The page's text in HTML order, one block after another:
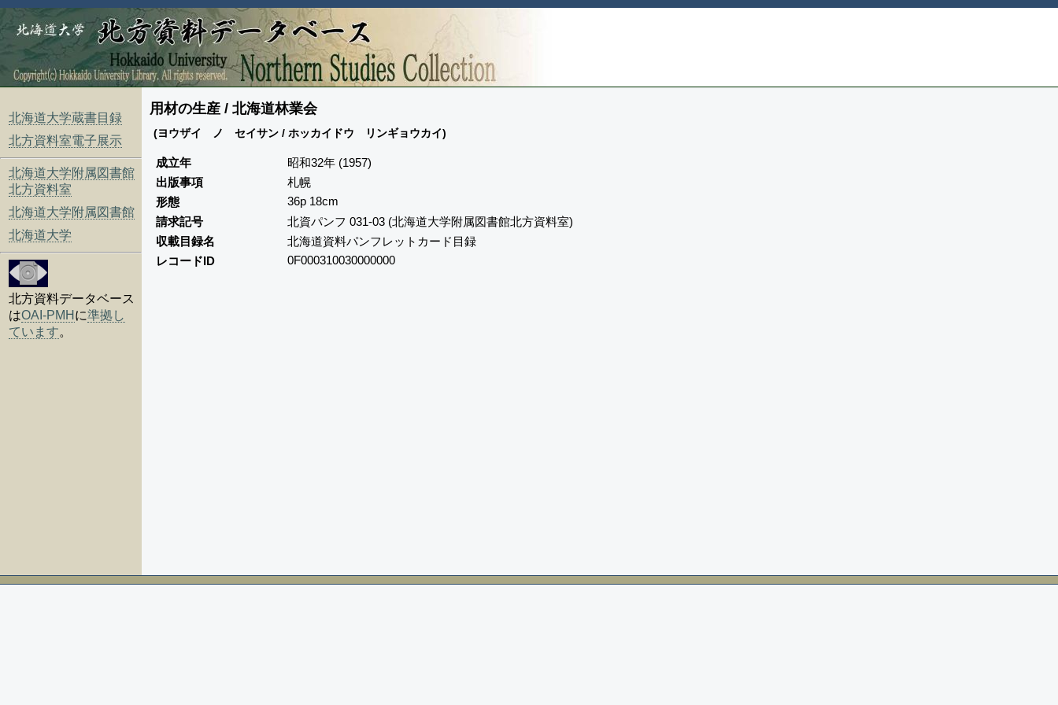
北海道大学蔵書目録
北方資料室電子展示
北海道大学附属図書館
北方資料室
北海道大学附属図書館
北海道大学
北方資料データベース
はOAI-PMH に準拠し
ています。
用材の生産 / 北海道林業会
(ヨウザイ ノ セイサン / ホッカイドウ リンギョウカイ)
成立年
昭和32年 (1957)
出版事項
札幌
形態
36p 18cm
請求記号
北資パンフ 031-03 (北海道大学附属図書館北方資料室)
収載目録名
北海道資料パンフレットカード目録
レコードID
0F000310030000000